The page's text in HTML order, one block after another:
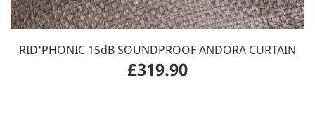
RID'PHONIC 15dB SOUNDPROOF ANDORA CURTAIN
£319.90